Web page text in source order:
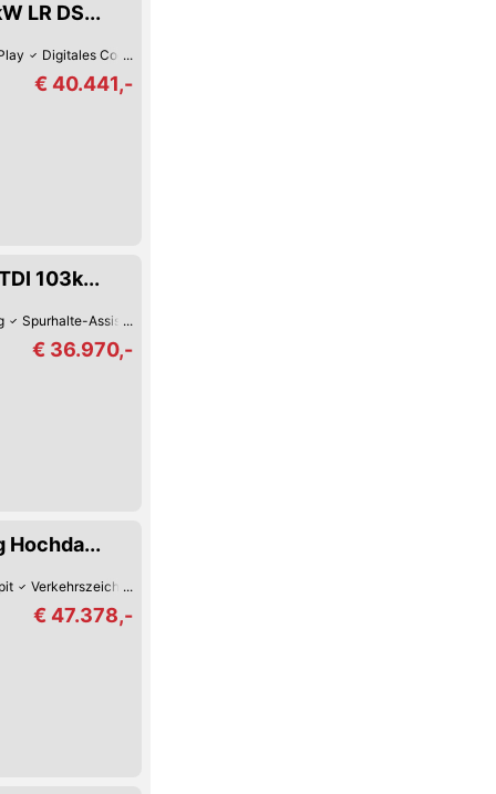
LR DS...
Digitales Cockpit
€ 40.441,-
103k...
Spurhalte-Assistent
€ 36.970,-
Hochda...
Verkehrszeichen-Erkennung
€ 47.378,-